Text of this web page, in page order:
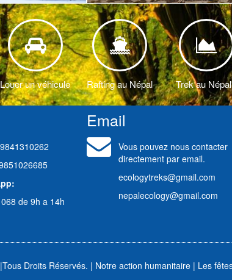
Louer un véhicule Rafting au Népal
<
Trek au Népal
de 9h a 14h
Email
Vous pouvez nous contacter
directement par email.
ecologytreks@gmail.com
nepalecology@gmail.com
|Tous Droits Réservés. | Notre action humanitaire | Les